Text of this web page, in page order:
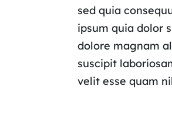
sed quia
ipsum quia dolor
dolore magnam
suscipit
velit esse quam